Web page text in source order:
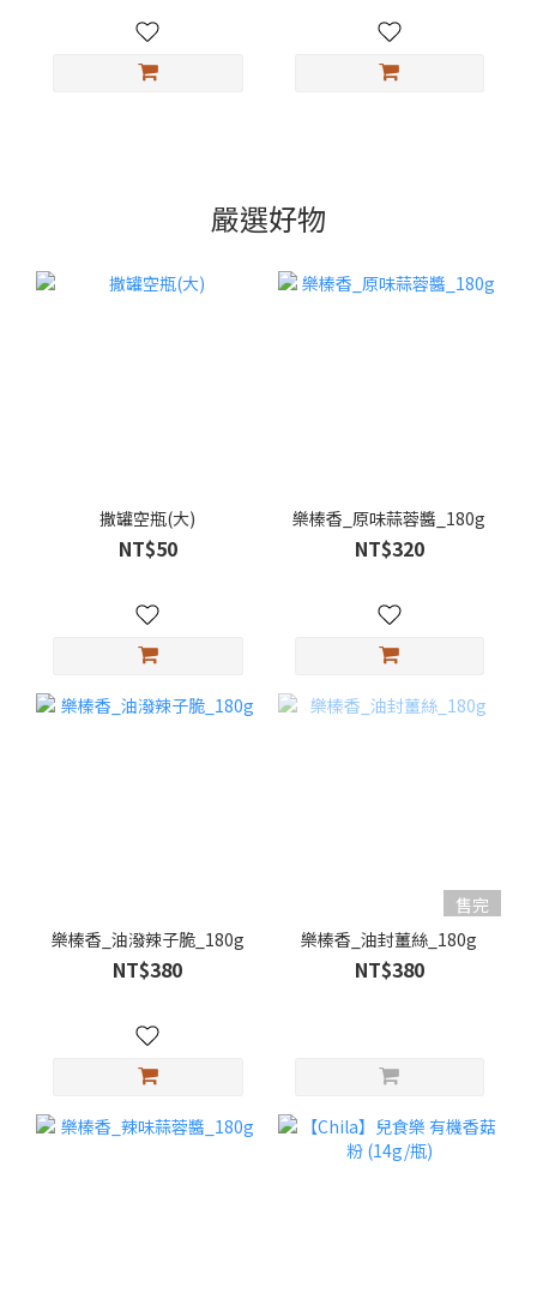
嚴選好物
撒罐空瓶(大)
NT$50
樂榛香_原味蒜蓉醬_180g
NT$320
樂榛香_油潑辣子脆_180g
NT$380
售完
樂榛香_油封薑絲_180g
NT$380